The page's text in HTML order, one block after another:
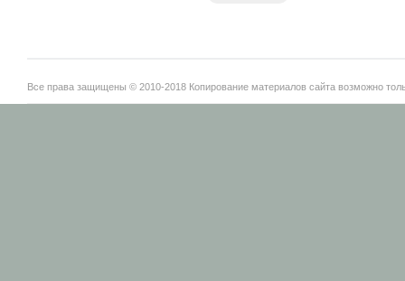
Все права защищены © 2010-2018 Копирование материалов сайта возможно